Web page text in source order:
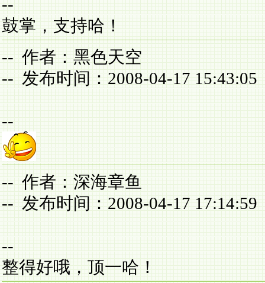
--
鼓掌，支持哈！
-- 作者：黑色天空
-- 发布时间：2008-04-17 15:43:05
--
-- 作者：深海章鱼
-- 发布时间：2008-04-17 17:14:59
--
整得好哦，顶一哈！